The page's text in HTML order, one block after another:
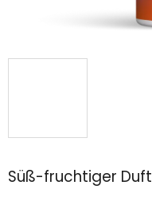
Süß-fruchtiger Duft